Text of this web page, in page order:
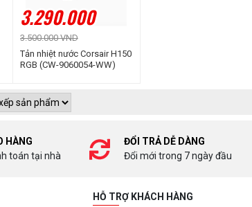
3.290.000
3.500.000 VND
Tản nhiệt nước Corsair H150
RGB (CW-9060054-WW)
HÀNG
toán tại nhà
ĐỔI TRẢ DỄ DÀNG
Đổi mới trong 7 ngày đầu
HỖ TRỢ KHÁCH HÀNG